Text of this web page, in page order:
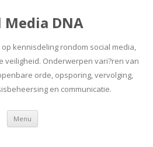
Media DNA
op kennisdeling rondom social media,
veiligheid. Onderwerpen vari?ren van
orde, opsporing, vervolging,
en communicatie.
Menu Spring
inhoud